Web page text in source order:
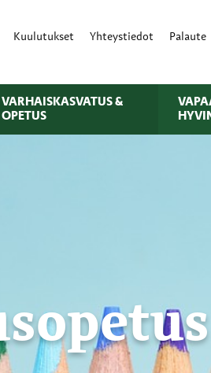
Kuulutukset Yhteystiedot Palaute
VARHAISKASVATUS &
OPETUS